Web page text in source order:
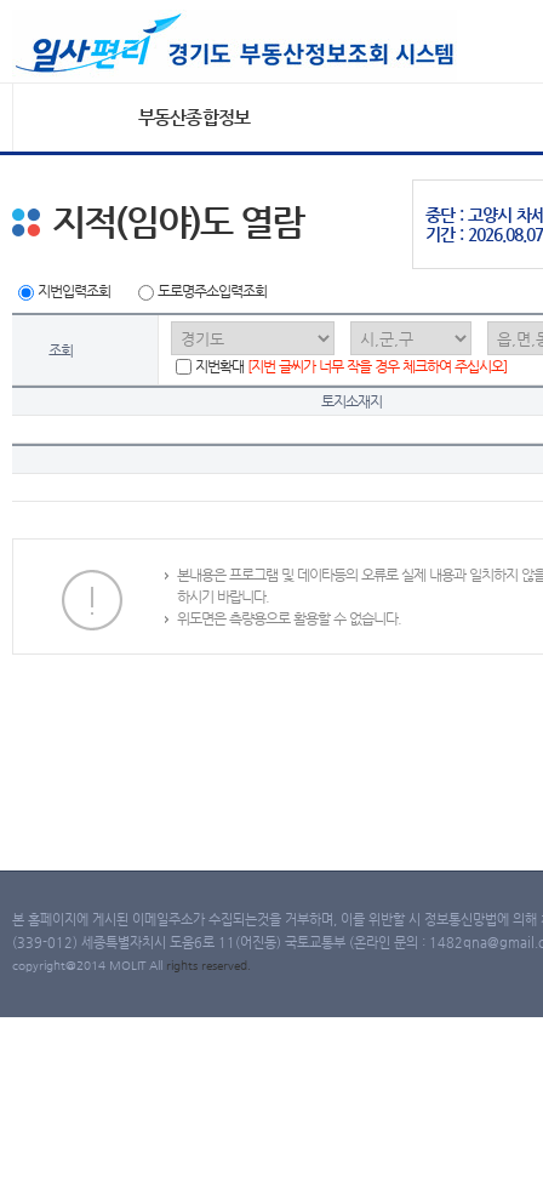
부동산종합정보
중단 : 고양시 차
기간 :
지적(임야)도 열람
지번입력조회 도로명주소입력조회
조회
지번확대 [지번 글씨가 너무 작을 경우 체크하여 주십시오]
토지소재지
본내용은 프로그램 및 데이타등의 오류로 실제 내용과 일치하지
하시기 바랍니다.
위도면은 측량용으로 활용할 수 없습니다.
본 홈페이지에 게시된 이메일주소가 수집되는것을 거부하며, 이를 위반할 시 정보통신망법에 의
(339-012) 세종특별자치시 도움6로 11(어진동) 국토교통부 (온라인 문의 :
copyright@2014 MOLIT All rights reserved.